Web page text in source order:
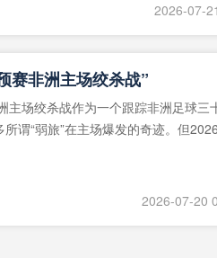
2026-07-
赛非洲主场绞杀战”
主场绞杀战作为一个跟踪非洲足球三
谓“弱旅”在主场爆发的奇迹。但
2026-07-20